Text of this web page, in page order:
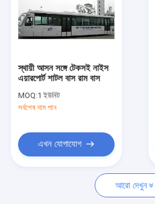
আমাদের সম্পর্কে
কারখানা ভ্রমণ
উদ্ধৃতির জন্য আবেদন
বিমানবন্দর Apron বাস
স্থায়ী আসন সঙ্গে টেকসই নাইস
এয়ারপোর্ট শাটল বাস রাম বাস
MOQ:1 ইউনিট
সর্বশেষ দাম পান
এখন যোগাযোগ
আরো দেখুন